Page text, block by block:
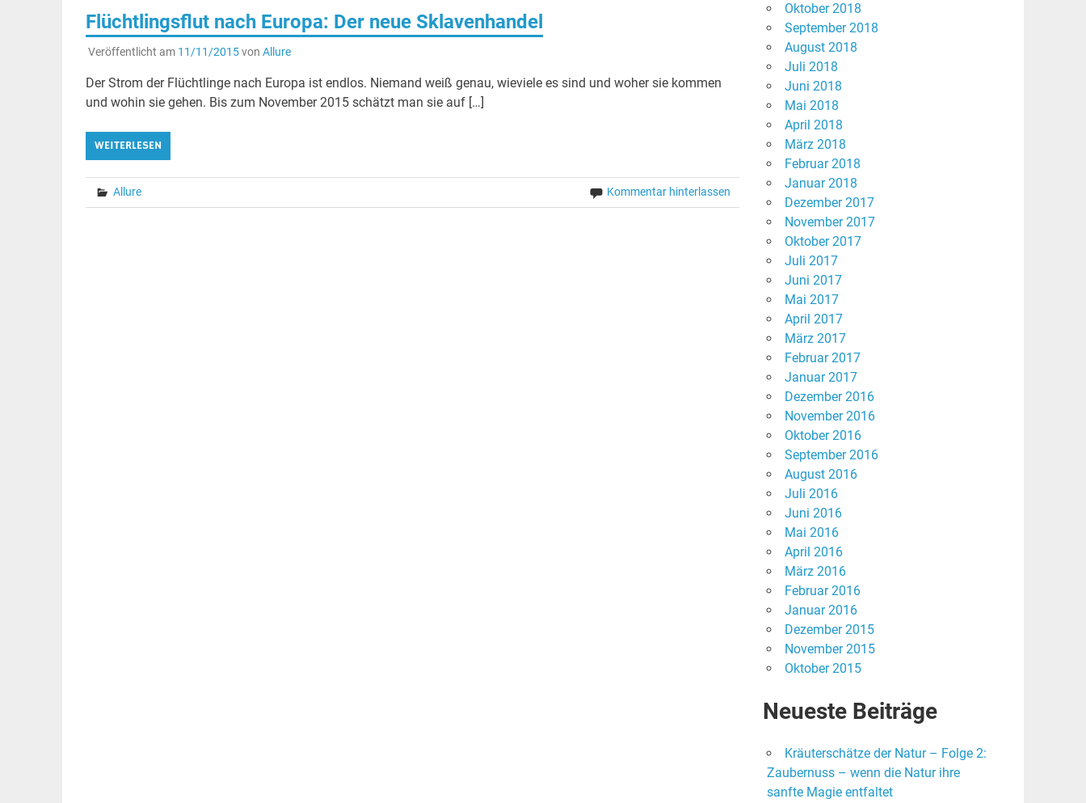
Flüchtlingsflut nach Europa: Der neue Sklavenhandel
Veröffentlicht am 11/11/2015von Allure
Der Strom der Flüchtlinge nach Europa ist endlos. Niemand weiß genau, wieviele es sind und woher sie kommen
und wohin sie gehen. Bis zum November 2015 schätzt man sie auf […]
WEITERLESEN
Allure Kommentar hinterlassen
Oktober 2018
September 2018
August 2018
Juli 2018
Juni 2018
Mai 2018
April 2018
März 2018
Februar 2018
Januar 2018
Dezember 2017
November 2017
Oktober 2017
Juli 2017
Juni 2017
Mai 2017
April 2017
März 2017
Februar 2017
Januar 2017
Dezember 2016
November 2016
Oktober 2016
September 2016
August 2016
Juli 2016
Juni 2016
Mai 2016
April 2016
März 2016
Februar 2016
Januar 2016
Dezember 2015
November 2015
Oktober 2015
Neueste Beiträge
Kräuterschätze der Natur – Folge 2:
Zaubernuss – wenn die Natur ihre
sanfte Magie entfaltet